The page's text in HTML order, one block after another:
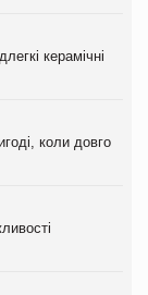
керамічні
коли довго